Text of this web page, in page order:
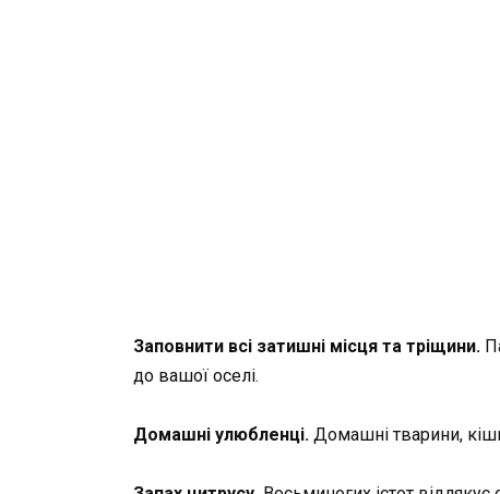
Заповнити всі затишні місця та тріщини.
до вашої оселі.
Домашні улюбленці. Домашні тварини,